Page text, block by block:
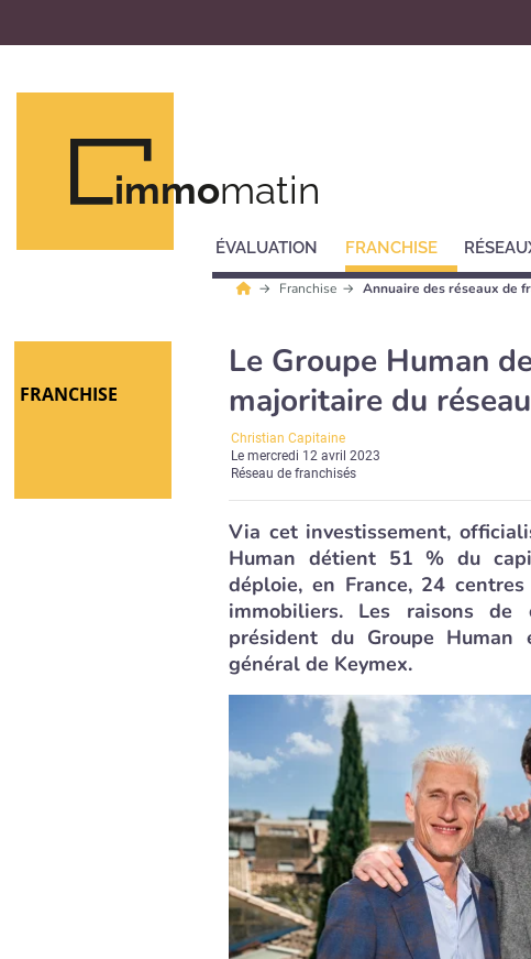
immomatin
ÉVALUATION FRANCHISE
Franchise Annuaire des réseaux de
FRANCHISE
Le Groupe Human
majoritaire du
Christian Capitaine
Lemercredi 12 avril 2023
Réseau de franchisés
Via cet investissement,
Human détient 51 % du
déploie, en France, 24
immobiliers. Les raisons de
président du Groupe Human
général de Keymex.